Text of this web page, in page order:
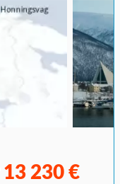
13 230 €